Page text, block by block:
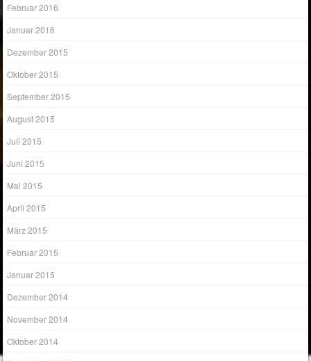
Februar 2016
Januar 2016
Dezember 2015
Oktober 2015
September 2015
August 2015
Juli 2015
Juni 2015
Mai 2015
April 2015
März 2015
Februar 2015
Januar 2015
Dezember 2014
November 2014
Oktober 2014